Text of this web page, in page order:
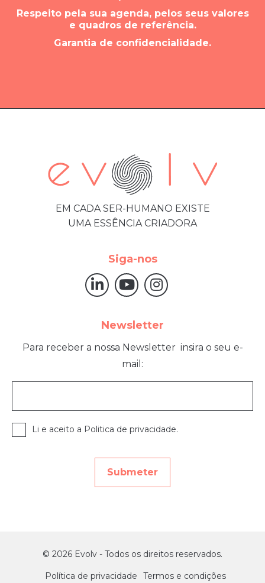
Respeito pela sua agenda, pelos seus valores
e quadros de referência.
Garantia de confidencialidade.
EM CADA SER-HUMANO EXISTE
UMA ESSÊNCIA CRIADORA
Siga-nos
Newsletter
Para receber a nossa Newsletter insira o seu e-
mail:
Li e aceito a Politica de privacidade.
© 2026 Evolv - Todos os direitos reservados.
Política de privacidade Termos e condições